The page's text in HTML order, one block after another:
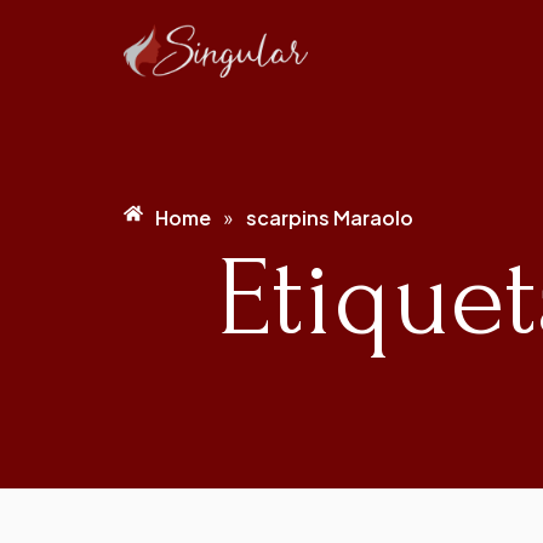
Home » scarpins Maraolo